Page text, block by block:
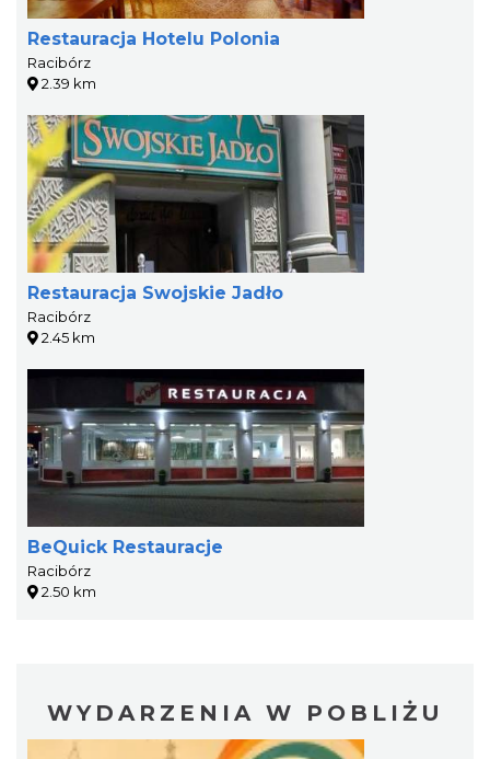
Restauracja Hotelu Polonia
Racibórz
2.39 km
Restauracja Swojskie Jadło
Racibórz
2.45 km
BeQuick Restauracje
Racibórz
2.50 km
WYDARZENIA W POBLIŻU